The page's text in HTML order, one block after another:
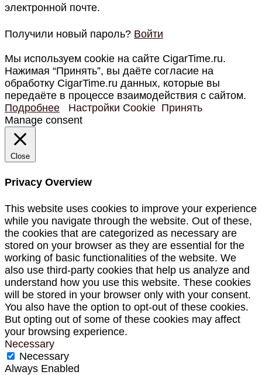
электронной почте.
Получили новый пароль? Войти
Мы используем cookie на сайте CigarTime.ru.
Нажимая “Принять”, вы даёте согласие на
обработку CigarTime.ru данных, которые вы
передаёте в процессе взаимодействия с сайтом.
Подробнее
Настройки Cookie Принять
Manage consent
Close
Privacy Overview
This website uses cookies to improve your experience
while you navigate through the website. Out of these,
the cookies that are categorized as necessary are
stored on your browser as they are essential for the
working of basic functionalities of the website. We
also use third-party cookies that help us analyze and
understand how you use this website. These cookies
will be stored in your browser only with your consent.
You also have the option to opt-out of these cookies.
But opting out of some of these cookies may affect
your browsing experience.
Necessary
Necessary
Always Enabled